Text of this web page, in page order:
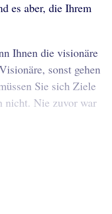
es aber, die Ihrem
Ihnen die visionäre
sonst gehen
Sie sich Ziele
nicht. Nie zuvor war